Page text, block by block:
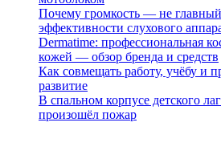
Почему громкость — не главный
эффективности слухового
Dermatime: профессиональная
кожей — обзор бренда и средств
Как совмещать работу, учёбу и
развитие
В спальном корпусе детского
произошёл пожар